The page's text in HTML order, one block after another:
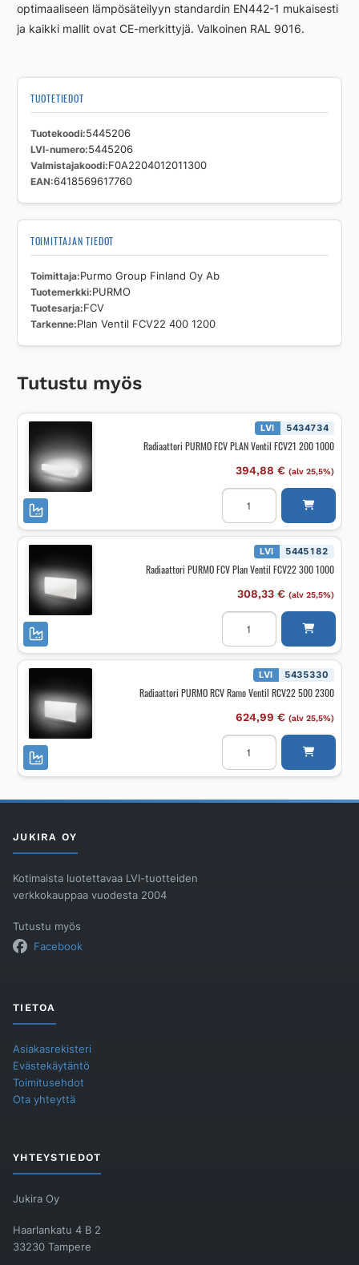
optimaaliseen lämpösäteilyyn standardin EN442-1 mukaisesti
ja kaikki mallit ovat CE-merkittyjä. Valkoinen RAL 9016.
TUOTETIEDOT
Tuotekoodi 5445206
LVI-numero 5445206
Valmistajakoodi F0A2204012011300
EAN 6418569617760
TOIMITTAJAN TIEDOT
Toimittaja Purmo Group Finland Oy Ab
Tuotemerkki PURMO
Tuotesarja FCV
Tarkenne Plan Ventil FCV22 400 1200
Tutustu myös
LVI 5434734
Radiaattori PURMO FCV PLAN Ventil FCV21 200 1000
394,88 € (alv 25,5%)
Radiaattori
PURMO
PLAN
Ventil
FCV21
1000
LVI 5445182
Radiaattori PURMO FCV Plan Ventil FCV22 300 1000
308,33 € (alv 25,5%)
Radiaattori
PURMO
Plan
Ventil
FCV22
1000
LVI 5435330
Radiaattori PURMO RCV Ramo Ventil RCV22 500 2300
624,99 € (alv 25,5%)
Radiaattori
PURMO
Ramo
500
JUKIRA OY
Kotimaista luotettavaa LVI-tuotteiden
verkkokauppaa vuodesta 2004
Tutustu myös
Facebook
TIETOA
Asiakasrekisteri
Evästekäytäntö
Toimitusehdot
Ota yhteyttä
YHTEYSTIEDOT
Jukira Oy
Haarlankatu 4 B 2
33230 Tampere